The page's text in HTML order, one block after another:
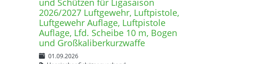
2026/2027 Luftgewehr, Luftpistole,
Luftgewehr Auflage, Luftpistole
Auflage, Lfd. Scheibe 10 m, Bogen
und Großkaliberkurzwaffe
01.09.2026